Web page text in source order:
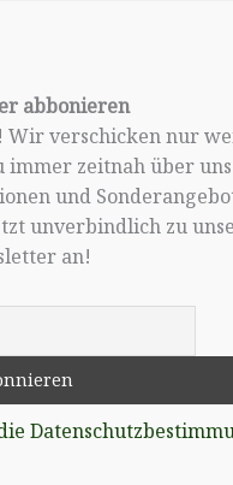
abbonieren
Wir verschicken nur
immer zeitnah über
und
unverbindlich zu
an!